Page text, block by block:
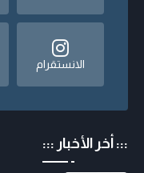
الانستقرام
::: أخر الأخبار :::